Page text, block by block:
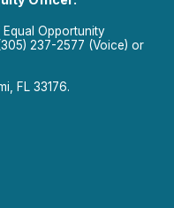
Opportunity
237-2577 (Voice) or
FL 33176.